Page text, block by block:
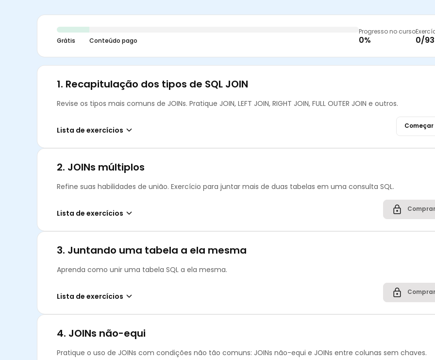
Grátis Conteúdo pago
Progresso no curso
0% 0/93
1. Recapitulação dos tipos de SQL JOIN
Revise os tipos mais comuns de JOINs. Pratique JOIN, LEFT JOIN, RIGHT JOIN, FULL OUTER JOIN e outros.
Lista de exercícios
2. JOINs múltiplos
Refine suas habilidades de união. Exercício para juntar mais de duas tabelas em uma consulta SQL.
Lista de exercícios
3. Juntando uma tabela a ela mesma
Aprenda como unir uma tabela SQL a ela mesma.
Lista de exercícios
4. JOINs não-equi
Pratique o uso de JOINs com condições não tão comuns: JOINs não-equi e JOINs entre colunas sem chaves.